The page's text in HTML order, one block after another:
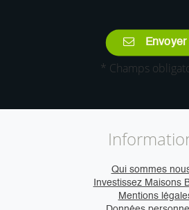
Envoyer
* Champs
Qui sommes
Investissez Maisons
Mentions